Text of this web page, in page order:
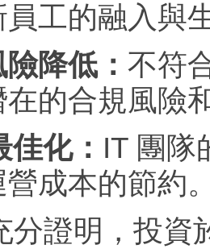
員工的融入與
降低： 不符
在的合規風險
化： IT 團隊
成本的節約
分證明，投資